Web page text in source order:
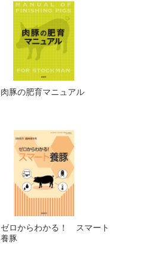
肉豚の肥育マニュアル
ゼロからわかる！ スマート
養豚